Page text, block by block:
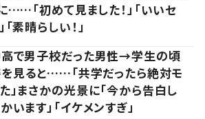
……「初めて見ました！」「いいセ
「素晴らしい！」
で男子校だった男性→学生の頃
見ると……「共学だったら絶対モ
」まさかの光景に「今から告白し
います」「イケメンすぎ」